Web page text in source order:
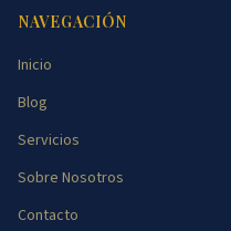
NAVEGACIÓN
Inicio
Blog
Servicios
Sobre Nosotros
Contacto